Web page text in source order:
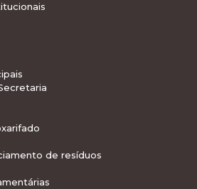
de resíduos